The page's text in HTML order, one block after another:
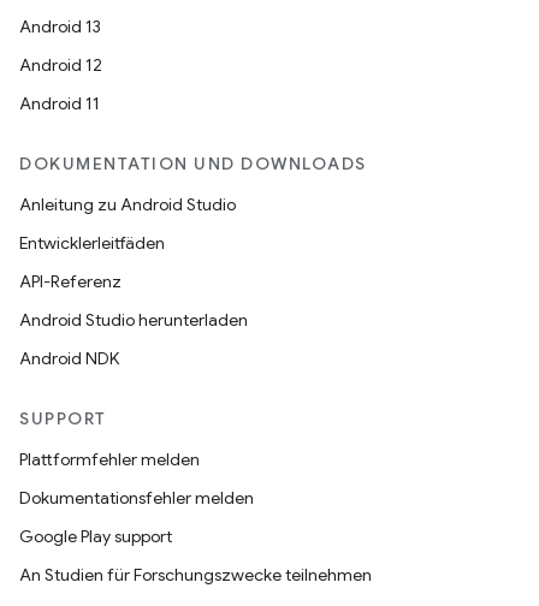
Android 13
Android 12
Android 11
DOKUMENTATION UND DOWNLOADS
Anleitung zu Android Studio
Entwicklerleitfäden
API-Referenz
Android Studio herunterladen
Android NDK
SUPPORT
Plattformfehler melden
Dokumentationsfehler melden
Google Play support
An Studien für Forschungszwecke teilnehmen